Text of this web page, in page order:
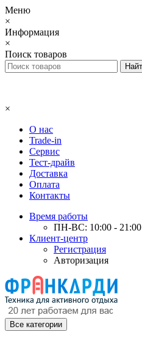
Меню
×
Информация
×
Поиск товаров
×
О нас
Trade-in
Сервис
Тест-драйв
Доставка
Оплата
Контакты
Время работы
ПН-ВС: 10:00 - 21:00
Клиент-центр
Регистрация
Авторизация
Все категории